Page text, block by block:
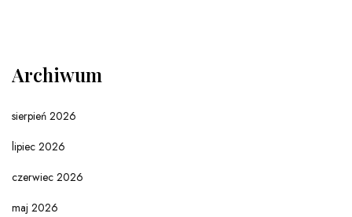
Archiwum
sierpień 2026
lipiec 2026
czerwiec 2026
maj 2026